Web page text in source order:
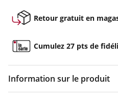
Retour gratuit en
Cumulez 27 pts de
Information sur le produit